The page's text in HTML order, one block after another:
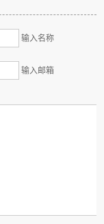
输入名称
输入邮箱